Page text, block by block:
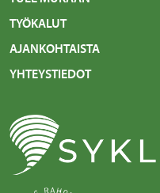
TYÖKALUT
AJANKOHTAISTA
YHTEYSTIEDOT